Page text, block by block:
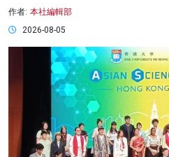
作者: 本社編輯部
2026-08-05